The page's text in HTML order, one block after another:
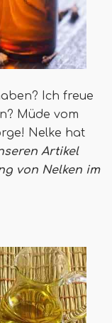
Ich freue
Müde vom
Nelke hat
Artikel
von Nelken im